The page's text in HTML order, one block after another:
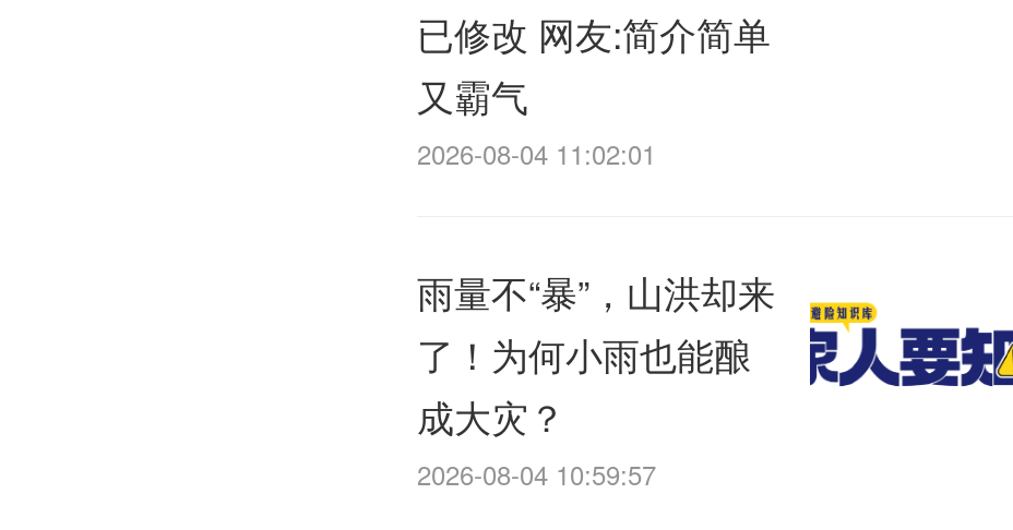
已修改 网友:简介简单
又霸气
2026-08-04 11:02:01
雨量不“暴”，山洪却来
了！为何小雨也能酿
成大灾？
2026-08-04 10:59:57